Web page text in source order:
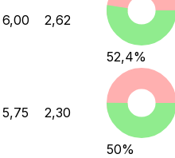
6,00 2,62
52,4%
5,75 2,30
50%